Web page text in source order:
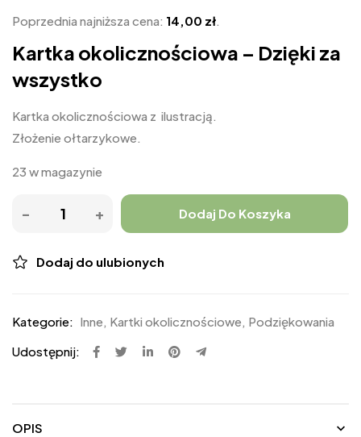
Poprzednia najniższa cena: 14,00 zł.
Kartka okolicznościowa – Dzięki za
wszystko
Kartka okolicznościowa z ilustracją.
Złożenie ołtarzykowe.
23 w magazynie
Dodaj Do Koszyka
Dodaj do ulubionych
Kategorie: Inne, Kartki okolicznościowe, Podziękowania
Udostępnij:
OPIS